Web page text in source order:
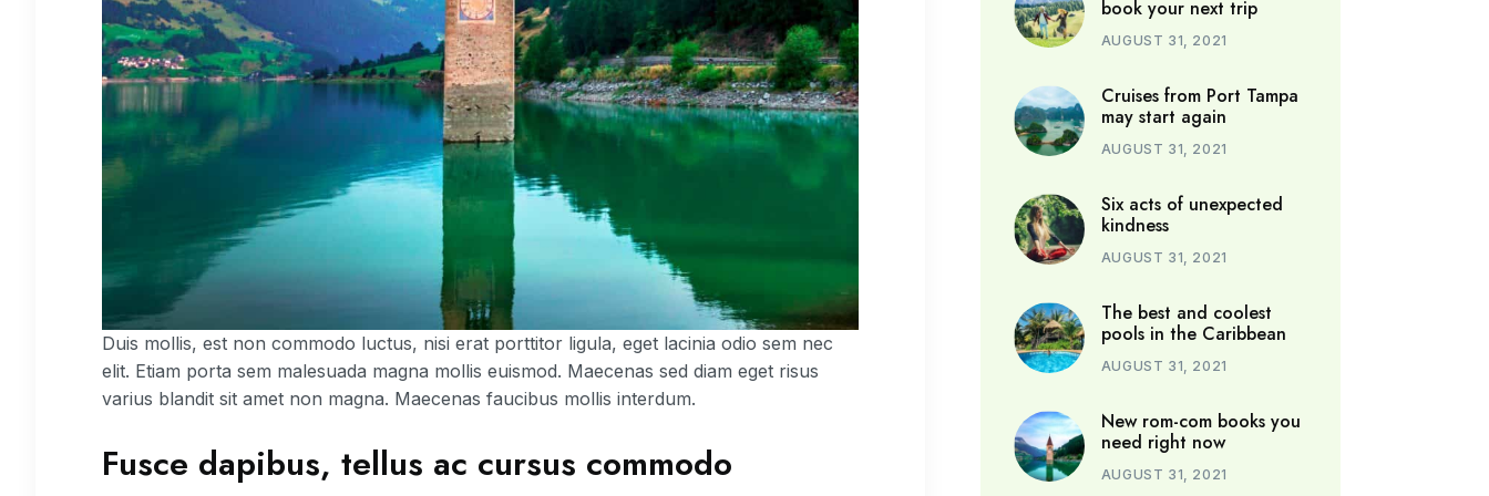
Duis mollis, est non commodo luctus, nisi erat porttitor ligula, eget lacinia odio sem nec
elit. Etiam porta sem malesuada magna mollis euismod. Maecenas sed diam eget risus
varius blandit sit amet non magna. Maecenas faucibus mollis interdum.
Fusce dapibus, tellus ac cursus commodo
book your next trip
AUGUST 31, 2021
Cruises from Port Tampa
may start again
AUGUST 31, 2021
Six acts of unexpected
kindness
AUGUST 31, 2021
The best and coolest
pools in the Caribbean
AUGUST 31, 2021
New rom-com books you
need right now
AUGUST 31, 2021